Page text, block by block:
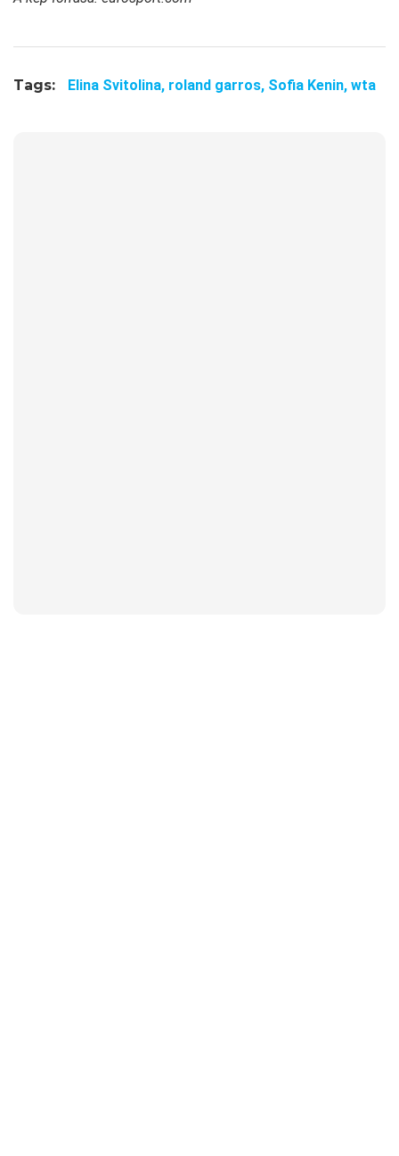
Tags: Elina Svitolina, roland garros, Sofia Kenin, wta